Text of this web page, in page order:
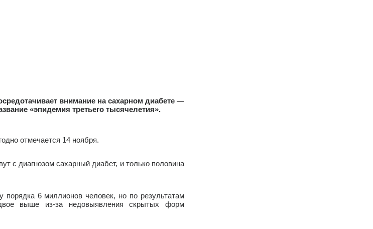
внимание на сахарном диабете —
«эпидемия третьего тысячелетия».
отмечается 14 ноября.
с диагнозом сахарный диабет, и только половина
6 миллионов человек, но по результатам
выше из-за недовыявления скрытых форм